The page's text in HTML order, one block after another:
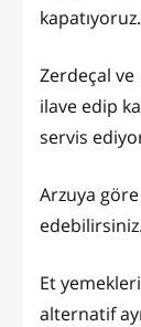
kapatıyoruz.
Zerdeçal ve
ilave edip
servis
Arzuya
edebilirsiniz.
Et
alternatif